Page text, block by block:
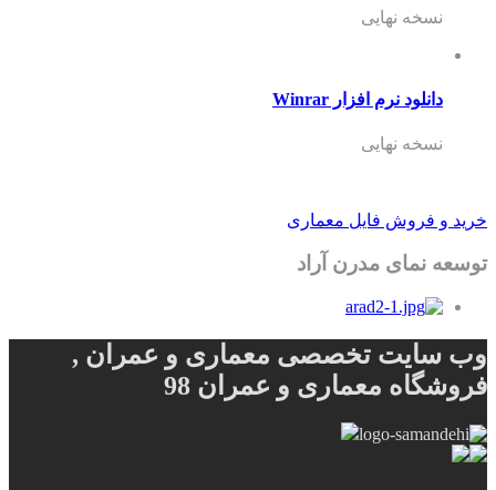
نسخه نهایی
دانلود نرم افزار Winrar
نسخه نهایی
خرید و فروش فایل معماری
توسعه نمای مدرن آراد
وب سایت تخصصی معماری و عمران ,
فروشگاه معماری و عمران 98